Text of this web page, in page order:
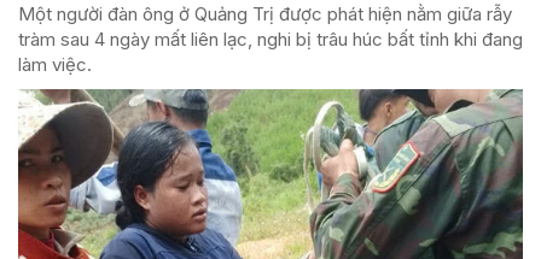
Một người đàn ông ở Quảng Trị được phát hiện nằm giữa rẫy
tràm sau 4 ngày mất liên lạc, nghi bị trâu húc bất tỉnh khi đang
làm việc.